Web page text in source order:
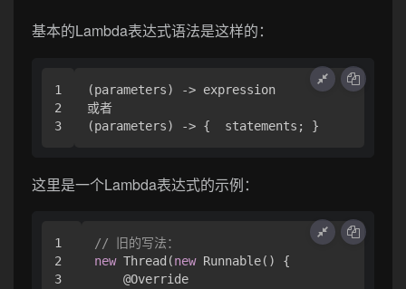
基本的Lambda表达式语法是这样的：
1
2
(parameters) -> expression
或者
(parameters)
-> {  statements; }
这里是一个Lambda表达式的示例：
1
2
3
// 旧的写法：
new Thread(new Runnable() {
    @Override